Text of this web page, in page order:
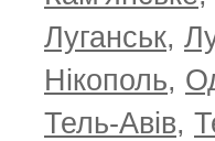
Луганськ,
Нікополь,
Тель-Авів,